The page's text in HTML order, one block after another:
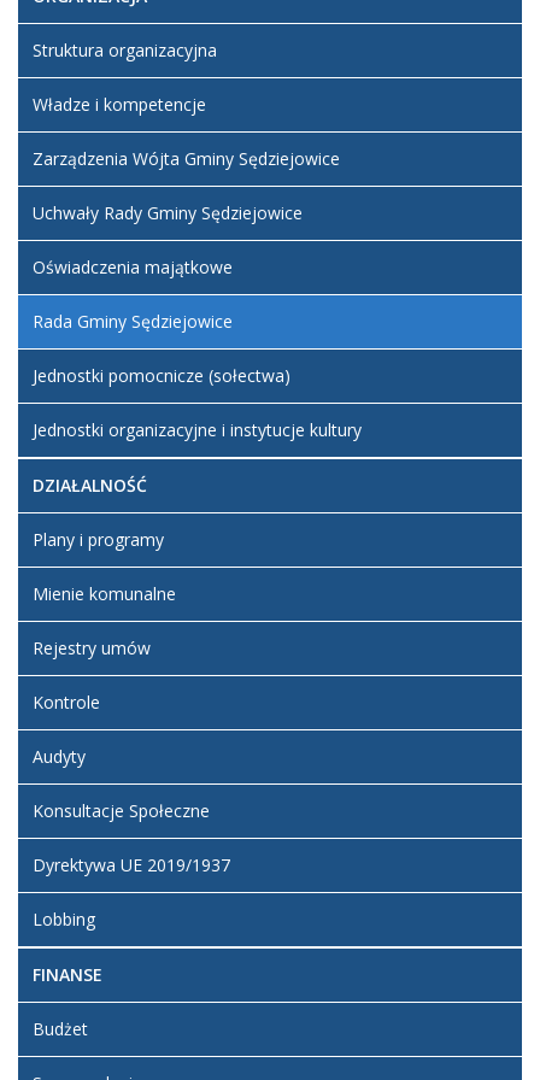
Struktura organizacyjna
Władze i kompetencje
Zarządzenia Wójta Gminy Sędziejowice
Uchwały Rady Gminy Sędziejowice
Oświadczenia majątkowe
Rada Gminy Sędziejowice
Jednostki pomocnicze (sołectwa)
Jednostki organizacyjne i instytucje kultury
DZIAŁALNOŚĆ
Plany i programy
Mienie komunalne
Rejestry umów
Kontrole
Audyty
Konsultacje Społeczne
Dyrektywa UE 2019/1937
Lobbing
FINANSE
Budżet